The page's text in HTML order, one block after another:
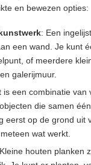
en bewezen opties:
: Een
een wand. Je kunt
of meerdere
galerijmuur.
is een combinatie van
die samen
eerst op de grond uit
wat werkt.
houten planken